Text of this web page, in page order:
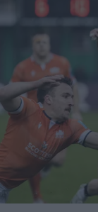
Internazionale
6 Nazioni
United
Top14
Premiership
Champions
Challenge